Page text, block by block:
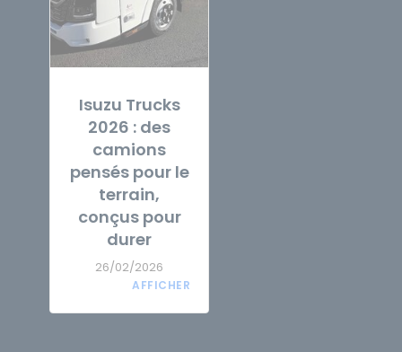
Isuzu Trucks
2026 : des
camions
pensés pour le
terrain,
conçus pour
durer
26/02/2026